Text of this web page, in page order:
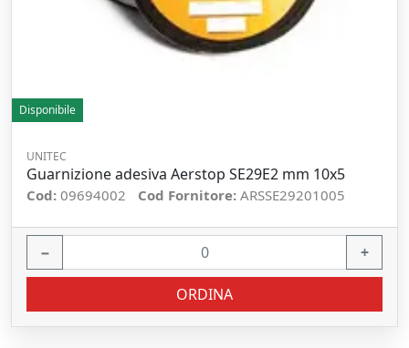
Disponibile
UNITEC
Guarnizione adesiva Aerstop SE29E2 mm 10x5
Cod: 09694002 Cod Fornitore: ARSSE29201005
− +
ORDINA